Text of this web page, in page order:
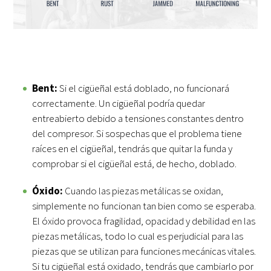
Bent:Si el cigüeñal está doblado, no funcionará
correctamente. Un cigüeñal podría quedar
entreabierto debido a tensiones constantes dentro
del compresor. Si sospechas que el problema tiene
raíces en el cigüeñal, tendrás que quitar la funda y
comprobar si el cigüeñal está, de hecho, doblado.
Óxido: Cuando las piezas metálicas se oxidan,
simplemente no funcionan tan bien como se esperaba.
El óxido provoca fragilidad, opacidad y debilidad en las
piezas metálicas, todo lo cual es perjudicial para las
piezas que se utilizan para funciones mecánicas vitales.
Si tu cigüeñal está oxidado, tendrás que cambiarlo por